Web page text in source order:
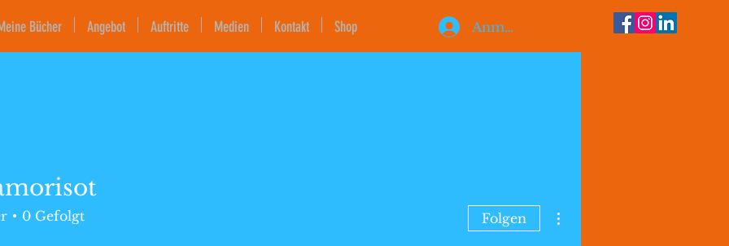
Anmelden
Bücher Angebot Auftritte Medien Kontakt Shop
0 Gefolgt Folgen